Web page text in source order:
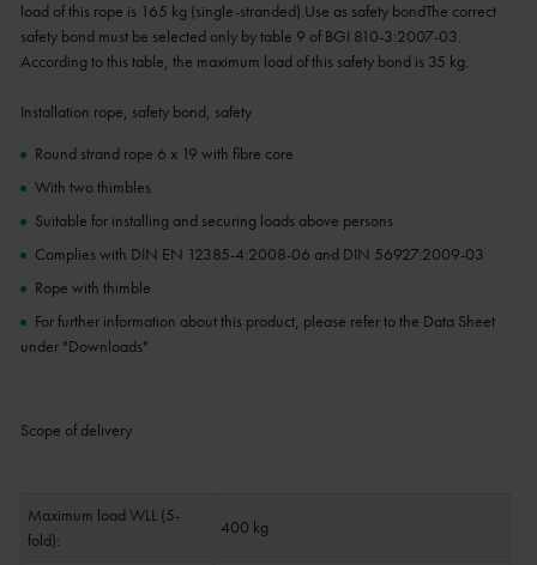
load of this rope is 165 kg (single-stranded).Use as safety bondThe correct
safety bond must be selected only by table 9 of BGI 810-3:2007-03.
According to this table, the maximum load of this safety bond is 35 kg.
Installation rope, safety bond, safety
Round strand rope 6 x 19 with fibre core
With two thimbles
Suitable for installing and securing loads above persons
Complies with DIN EN 12385-4:2008-06 and DIN 56927:2009-03
Rope with thimble
For further information about this product, please refer to the Data Sheet
under "Downloads"
Scope of delivery
Maximum load WLL (5-
fold):
400 kg